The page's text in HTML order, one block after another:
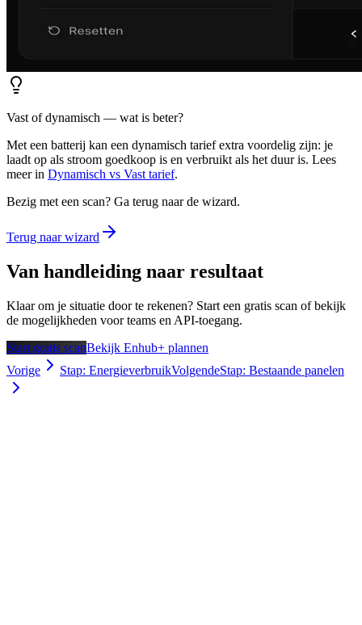
Vast of dynamisch — wat is beter?
Met een batterij kan een dynamisch tarief extra voordelig zijn: je
laadt op als stroom goedkoop is en verbruikt als het duur is. Lees
meer in Dynamisch vs Vast tarief.
Bezig met een scan? Ga terug naar de wizard.
Terug naar wizard
Van handleiding naar resultaat
Klaar om je situatie door te rekenen? Start een gratis scan of bekijk
de mogelijkheden voor teams en API-toegang.
Start gratis scanBekijk Enhub+ plannen
Vorige
Stap: EnergieverbruikVolgendeStap: Bestaande panelen